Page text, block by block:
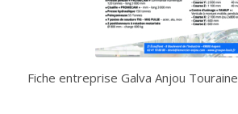
Fiche entreprise Galva Anjou Touraine